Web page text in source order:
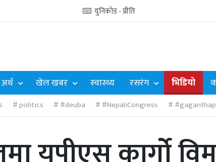
युनिकोड - प्रीति
अर्थ खेल खबर स्वास्थ्य रसरंग भिडियो
politics #deuba #NepaliCongress